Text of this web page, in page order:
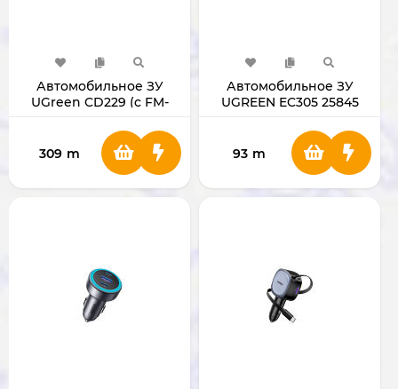
Автомобильное ЗУ
UGreen CD229 (c FM-
309 m
Автомобильное ЗУ
UGREEN EC305 25845
93 m